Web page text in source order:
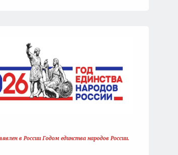
в России Годом единства народов России.